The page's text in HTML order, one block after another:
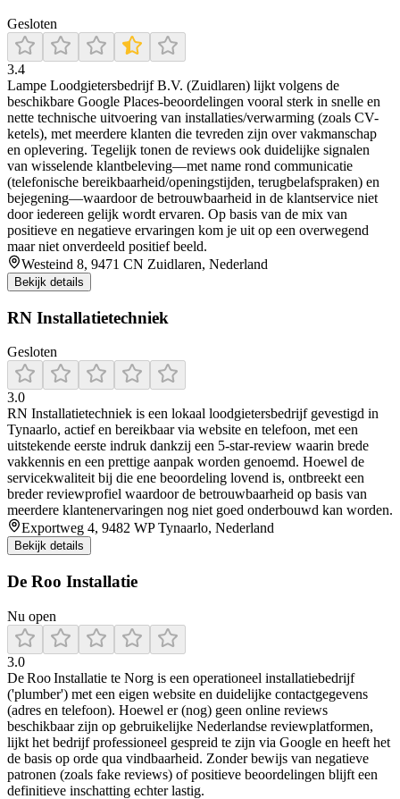
Gesloten
3.4
Lampe Loodgietersbedrijf B.V. (Zuidlaren) lijkt volgens de
beschikbare Google Places-beoordelingen vooral sterk in snelle en
nette technische uitvoering van installaties/verwarming (zoals CV-
ketels), met meerdere klanten die tevreden zijn over vakmanschap
en oplevering. Tegelijk tonen de reviews ook duidelijke signalen
van wisselende klantbeleving—met name rond communicatie
(telefonische bereikbaarheid/openingstijden, terugbelafspraken) en
bejegening—waardoor de betrouwbaarheid in de klantservice niet
door iedereen gelijk wordt ervaren. Op basis van de mix van
positieve en negatieve ervaringen kom je uit op een overwegend
maar niet onverdeeld positief beeld.
Westeind 8, 9471 CN Zuidlaren, Nederland
Bekijk details
RN Installatietechniek
Gesloten
3.0
RN Installatietechniek is een lokaal loodgietersbedrijf gevestigd in
Tynaarlo, actief en bereikbaar via website en telefoon, met een
uitstekende eerste indruk dankzij een 5‑star-review waarin brede
vakkennis en een prettige aanpak worden genoemd. Hoewel de
servicekwaliteit bij die ene beoordeling lovend is, ontbreekt een
breder reviewprofiel waardoor de betrouwbaarheid op basis van
meerdere klantenervaringen nog niet goed onderbouwd kan worden.
Exportweg 4, 9482 WP Tynaarlo, Nederland
Bekijk details
De Roo Installatie
Nu open
3.0
De Roo Installatie te Norg is een operationeel installatiebedrijf
('plumber') met een eigen website en duidelijke contactgegevens
(adres en telefoon). Hoewel er (nog) geen online reviews
beschikbaar zijn op gebruikelijke Nederlandse reviewplatformen,
lijkt het bedrijf professioneel gespreid te zijn via Google en heeft het
de basis op orde qua vindbaarheid. Zonder bewijs van negatieve
patronen (zoals fake reviews) of positieve beoordelingen blijft een
definitieve inschatting echter lastig.